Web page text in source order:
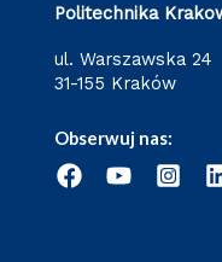
Politechnika
ul. Warszawska 24
31-155 Kraków
Obserwuj nas: